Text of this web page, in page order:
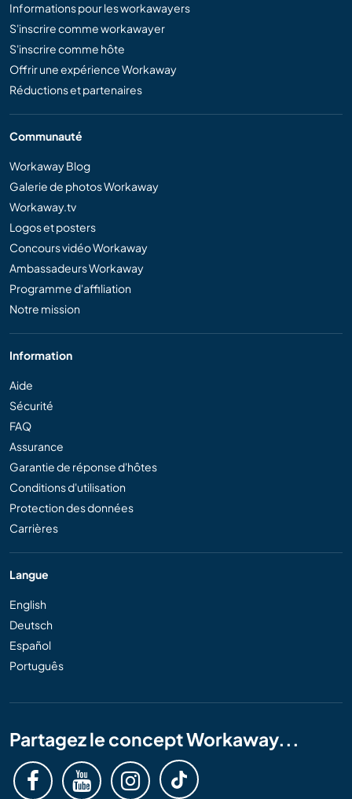
Informations pour les workawayers
S'inscrire comme workawayer
S'inscrire comme hôte
Offrir une expérience Workaway
Réductions et partenaires
Communauté
Workaway Blog
Galerie de photos Workaway
Workaway.tv
Logos et posters
Concours vidéo Workaway
Ambassadeurs Workaway
Programme d'affiliation
Notre mission
Information
Aide
Sécurité
FAQ
Assurance
Garantie de réponse d'hôtes
Conditions d'utilisation
Protection des données
Carrières
Langue
English
Deutsch
Español
Português
Partagez le concept Workaway...